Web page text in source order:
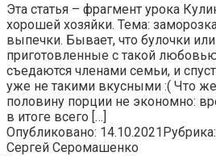
Эта статья – фрагмент урока
хорошей хозяйки. Тема:
выпечки. Бывает, что булочки
приготовленные с такой
съедаются членами семьи, и
уже не такими вкусными :( Что
половину порции не экономно:
в итоге всего […]
Опубликовано: 14.10.2021Рубрика:
Сергей Серомашенко